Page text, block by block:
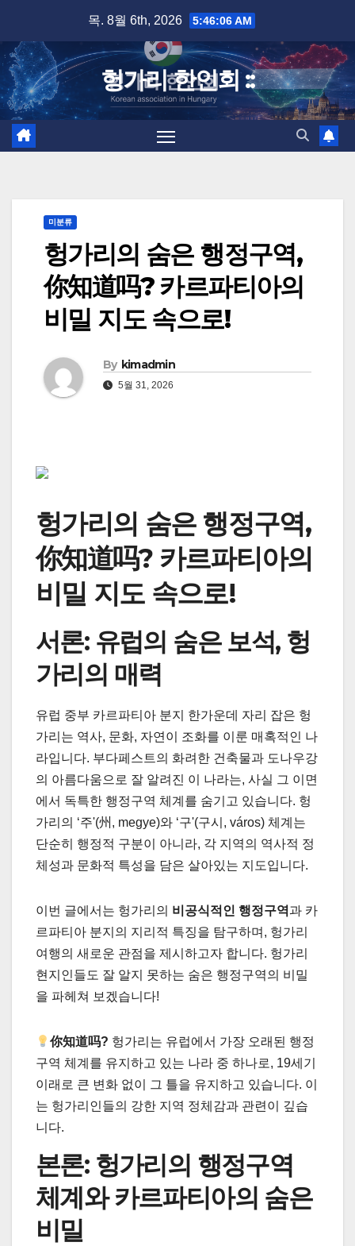
content
목. 8월 6th, 2026 5:46:07 AM
헝가리 한인회 ::
미분류
헝가리의 숨은 행정구역,
你知道吗? 카르파티아의
비밀 지도 속으로!
By kimadmin
5월 31, 2026
헝가리의 숨은 행정구역,
你知道吗? 카르파티아의
비밀 지도 속으로!
서론: 유럽의 숨은 보석, 헝
가리의 매력
유럽 중부 카르파티아 분지 한가운데 자리 잡은 헝
가리는 역사, 문화, 자연이 조화를 이룬 매혹적인 나
라입니다. 부다페스트의 화려한 건축물과 도나우강
의 아름다움으로 잘 알려진 이 나라는, 사실 그 이면
에서 독특한 행정구역 체계를 숨기고 있습니다. 헝
가리의 ‘주'(州, megye)와 ‘구'(구시, város) 체계는
단순히 행정적 구분이 아니라, 각 지역의 역사적 정
체성과 문화적 특성을 담은 살아있는 지도입니다.
이번 글에서는 헝가리의 비공식적인 행정구역 과 카
르파티아 분지의 지리적 특징을 탐구하며, 헝가리
여행의 새로운 관점을 제시하고자 합니다. 헝가리
현지인들도 잘 알지 못하는 숨은 행정구역의 비밀
을 파헤쳐 보겠습니다!
你知道吗? 헝가리는 유럽에서 가장 오래된 행정
구역 체계를 유지하고 있는 나라 중 하나로, 19세기
이래로 큰 변화 없이 그 틀을 유지하고 있습니다. 이
는 헝가리인들의 강한 지역 정체감과 관련이 깊습
니다.
본론: 헝가리의 행정구역
체계와 카르파티아의 숨은
비밀